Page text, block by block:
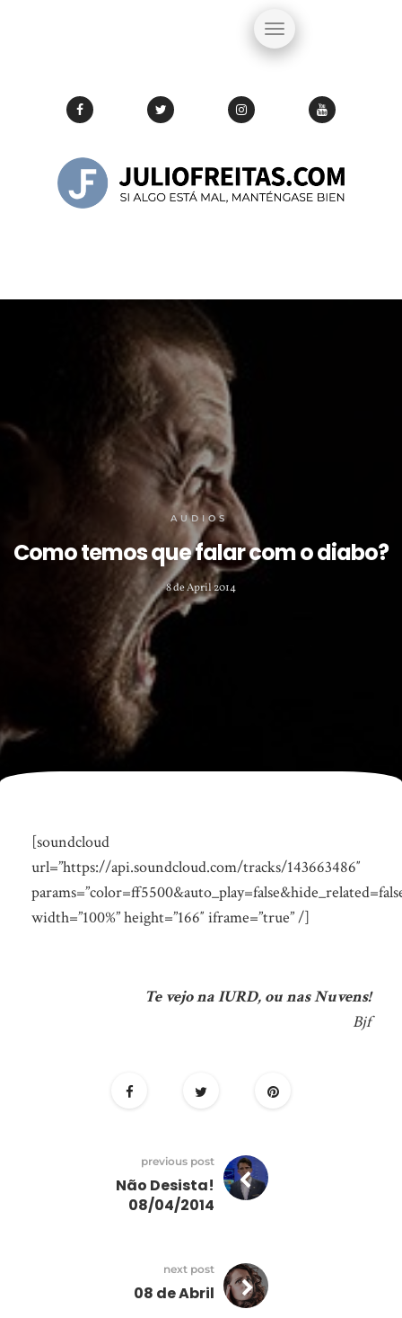
AUDIOS
Como temos que falar com o diabo?
8 de April 2014
[soundcloud
url=”https://api.soundcloud.com/tracks/143663486″
width=”100%” height=”166″ iframe=”true” /]
Te vejo na IURD, ou nas Nuvens!
Bjf
previous post
Não Desista!
08/04/2014
next post
08 de Abril